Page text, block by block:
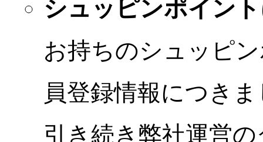
シュッピンポイン
お持ちのシュッピ
員登録情報につき
引き続き弊社運営